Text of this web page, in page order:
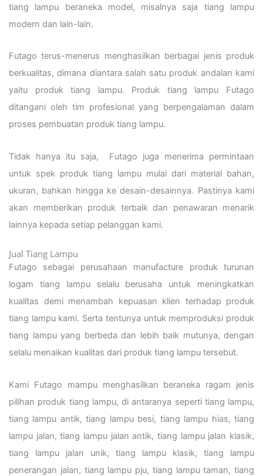
tiang lampu beraneka model, misalnya saja tiang lampu
modern dan lain-lain.
Futago terus-menerus menghasilkan berbagai jenis produk
berkualitas, dimana diantara salah satu produk andalan kami
yaitu produk tiang lampu. Produk tiang lampu Futago
ditangani oleh tim profesional yang berpengalaman dalam
proses pembuatan produk tiang lampu.
Tidak hanya itu saja, Futago juga menerima permintaan
untuk spek produk tiang lampu mulai dari material bahan,
ukuran, bahkan hingga ke desain-desainnya. Pastinya kami
akan memberikan produk terbaik dan penawaran menarik
lainnya kepada setiap pelanggan kami.
Jual Tiang Lampu
Futago sebagai perusahaan manufacture produk turunan
logam tiang lampu selalu berusaha untuk meningkatkan
kualitas demi menambah kepuasan klien terhadap produk
tiang lampu kami. Serta tentunya untuk memproduksi produk
tiang lampu yang berbeda dan lebih baik mutunya, dengan
selalu menaikan kualitas dari produk tiang lampu tersebut.
Kami Futago mampu menghasilkan beraneka ragam jenis
pilihan produk tiang lampu, di antaranya seperti tiang lampu,
tiang lampu antik, tiang lampu besi, tiang lampu hias, tiang
lampu jalan, tiang lampu jalan antik, tiang lampu jalan klasik,
tiang lampu jalan unik, tiang lampu klasik, tiang lampu
penerangan jalan, tiang lampu pju, tiang lampu taman, tiang